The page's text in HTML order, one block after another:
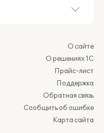
О сайте
О решениях 1С
Прайс-лист
Поддержка
Обратная связь
Сообщить об ошибке
Карта сайта